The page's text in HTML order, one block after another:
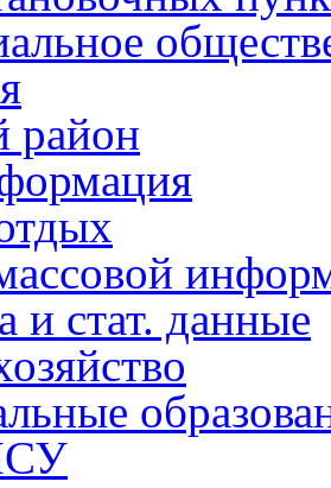
район
и стат. данные